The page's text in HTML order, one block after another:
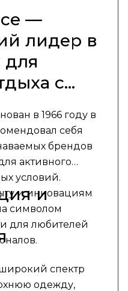
—
лидер в
с
в 1966 году в
себя
брендов
активного
условий.
и инновациям
символом
для любителей
и
спектр
одежду,